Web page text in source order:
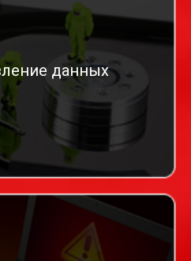
данных